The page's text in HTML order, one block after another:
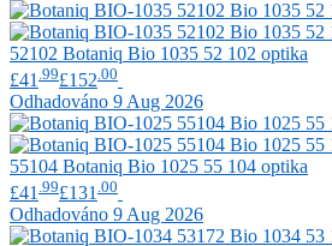
52102 Botaniq Bio 1035 52 102 optika
£41 .99£152 .00
Odhadováno 9 Aug 2026
55104 Botaniq Bio 1025 55 104 optika
£41 .99£131 .00
Odhadováno 9 Aug 2026